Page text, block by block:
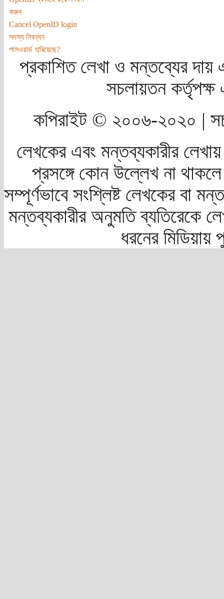
করুন
Cancel OpenID login
সদস্য নিবন্ধন
পাসওয়ার্ড হারিয়েছে?
প্রকাশিত লেখা ও মন্তব্যের দায়
সচলায়তন
কপিরাইট © ২০০৬-২০২০ |
লেখকের এবং মন্তব্যকারীর
প্রসঙ্গে কোন উল্লেখ না
সম্পূর্ণভাবে সংশ্লিষ্ট লেখকের বা
মন্তব্যকারীর অনুমতি ব্যতিরেকে
ধরনের মিডিয়ায়